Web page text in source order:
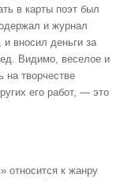
в карты поэт был
и журнал
вносил деньги за
Видимо, веселое и
на творчестве
его работ, — это
относится к жанру